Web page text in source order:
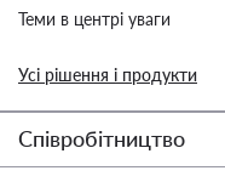
Теми в центрі уваги
Усі рішення і продукти
Співробітництво